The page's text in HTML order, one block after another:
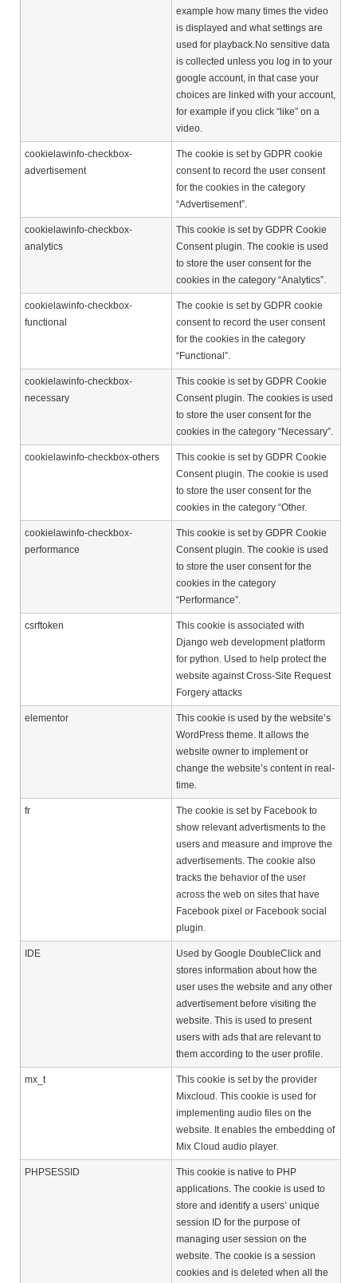
example how many times the video
is displayed and what settings are
used for playback.No sensitive data
is collected unless you log in to your
google account, in that case your
choices are linked with your account,
for example if you click “like” on a
video.
cookielawinfo-checkbox-
advertisement
The cookie is set by GDPR cookie
consent to record the user consent
for the cookies in the category
“Advertisement”.
cookielawinfo-checkbox-
analytics
This cookie is set by GDPR Cookie
Consent plugin. The cookie is used
to store the user consent for the
cookies in the category “Analytics”.
cookielawinfo-checkbox-
functional
The cookie is set by GDPR cookie
consent to record the user consent
for the cookies in the category
“Functional”.
cookielawinfo-checkbox-
necessary
This cookie is set by GDPR Cookie
Consent plugin. The cookies is used
to store the user consent for the
cookies in the category “Necessary”.
cookielawinfo-checkbox-others
This cookie is set by GDPR Cookie
Consent plugin. The cookie is used
to store the user consent for the
cookies in the category “Other.
cookielawinfo-checkbox-
performance
This cookie is set by GDPR Cookie
Consent plugin. The cookie is used
to store the user consent for the
cookies in the category
“Performance”.
csrftoken
This cookie is associated with
Django web development platform
for python. Used to help protect the
website against Cross-Site Request
Forgery attacks
elementor
This cookie is used by the website’s
WordPress theme. It allows the
website owner to implement or
change the website’s content in real-
time.
fr
The cookie is set by Facebook to
show relevant advertisments to the
users and measure and improve the
advertisements. The cookie also
tracks the behavior of the user
across the web on sites that have
Facebook pixel or Facebook social
plugin.
IDE
Used by Google DoubleClick and
stores information about how the
user uses the website and any other
advertisement before visiting the
website. This is used to present
users with ads that are relevant to
them according to the user profile.
mx_t
This cookie is set by the provider
Mixcloud. This cookie is used for
implementing audio files on the
website. It enables the embedding of
Mix Cloud audio player.
PHPSESSID
This cookie is native to PHP
applications. The cookie is used to
store and identify a users’ unique
session ID for the purpose of
managing user session on the
website. The cookie is a session
cookies and is deleted when all the